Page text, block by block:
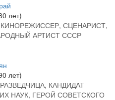
лет)
СЦЕНАРИСТ,
АРТИСТ СССР
лет)
КАНДИДАТ
НАУК, ГЕРОЙ СОВЕТСКОГО